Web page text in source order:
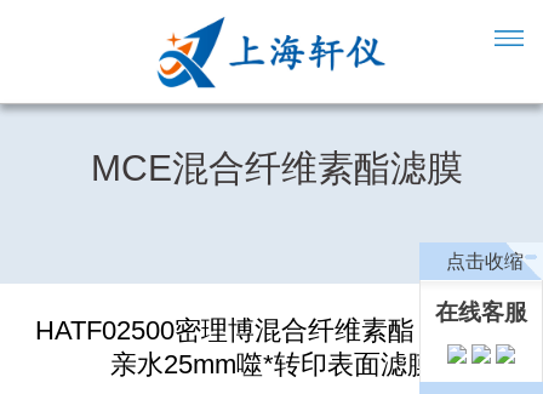
MCE混合纤维素酯滤膜
HATF02500密理博混合纤维素酯 0.45um
亲水25mm噬*转印表面滤膜
点击收缩
在线客服